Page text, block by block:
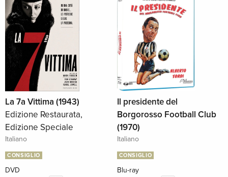
La 7a Vittima (1943)
Edizione Restaurata,
Edizione Speciale
Italiano
CONSIGLIO
DVD
Il presidente del
Borgorosso Football Club
(1970)
Italiano
CONSIGLIO
Blu-ray